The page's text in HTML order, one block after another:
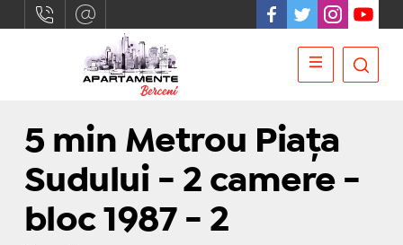
5 min Metrou Piața
Sudului - 2 camere -
bloc 1987 - 2